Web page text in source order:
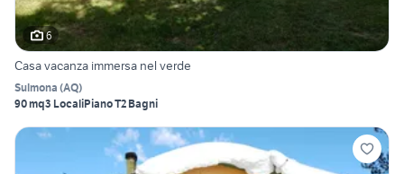
6
Casa vacanza immersa nel verde
Sulmona (AQ)
90 mq3 LocaliPiano T2 Bagni